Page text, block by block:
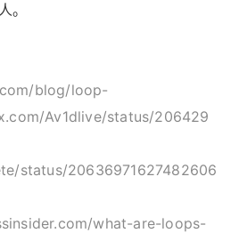
。
blog/loop-
Av1dlive/status/206429
status/20636971627482606
what-are-loops-